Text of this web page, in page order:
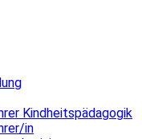
Kindheitspädagogik
in